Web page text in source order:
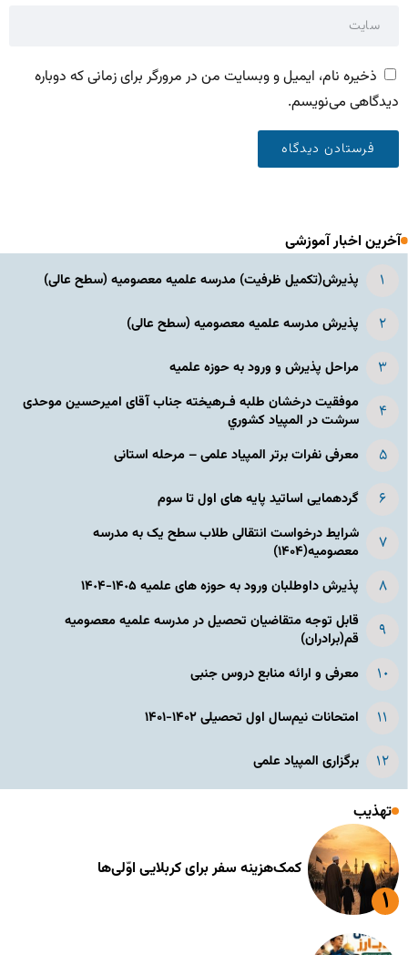
ذخیره نام، ایمیل و وبسایت من در مرورگر برای زمانی که دوباره
دیدگاهی می‌نویسم.
آخرین اخبار آموزشی
پذیرش(تکمیل ظرفیت) مدرسه علمیه معصومیه‌ (سطح عالی)
پذیرش مدرسه علمیه معصومیه‌ (سطح عالی)
مراحل پذیرش و ورود به حوزه علمیه
موفقیت درخشان طلبه فـرهیخته جناب آقای امیرحسین موحدی
سرشت در المپياد كشوري
معرفی نفرات برتر المپیاد علمی – مرحله استانی
گردهمایی اساتید پایه های اول تا سوم
شرایط درخواست انتقالی طلاب سطح یک به مدرسه
معصومیه(۱۴۰۴)
پذیرش داوطلبان ورود به حوزه های علمیه ١۴٠۵-١۴٠۴
قابل توجه متقاضیان تحصیل در مدرسه علمیه معصومیه
قم(برادران)
معرفی و ارائه منابع دروس جنبی
امتحانات نیم‌سال اول تحصیلی ۱۴۰۲-۱۴۰۱
برگزاری المپیاد علمی
تهذیب
کمک‌هزینه سفر برای کربلایی اوّلی‌ها